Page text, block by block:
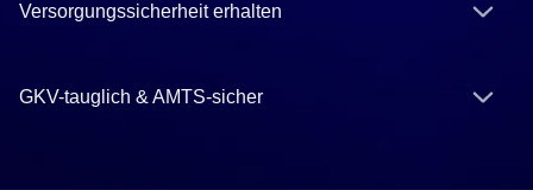
Versorgungssicherheit erhalten
GKV-tauglich & AMTS-sicher